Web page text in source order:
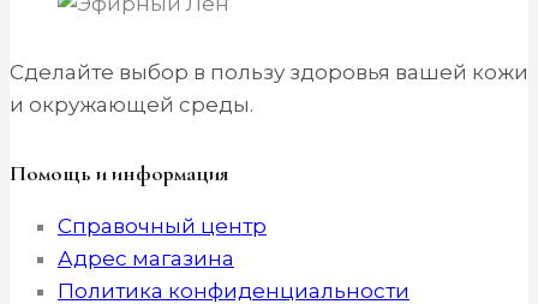
Сделайте выбор в пользу здоровья вашей кожи
и окружающей среды.
Помощь и информация
Справочный центр
Адрес магазина
Политика конфиденциальности